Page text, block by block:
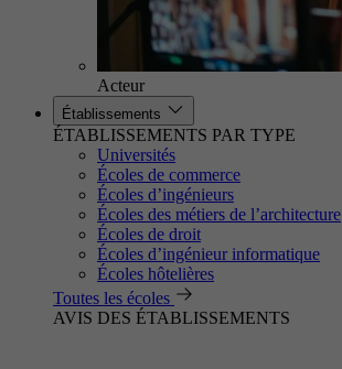
Acteur
Établissements
ÉTABLISSEMENTS PAR TYPE
Universités
Écoles de commerce
Écoles d’ingénieurs
Écoles des métiers de l’architecture
Écoles de droit
Écoles d’ingénieur informatique
Écoles hôtelières
Toutes les écoles
AVIS DES ÉTABLISSEMENTS